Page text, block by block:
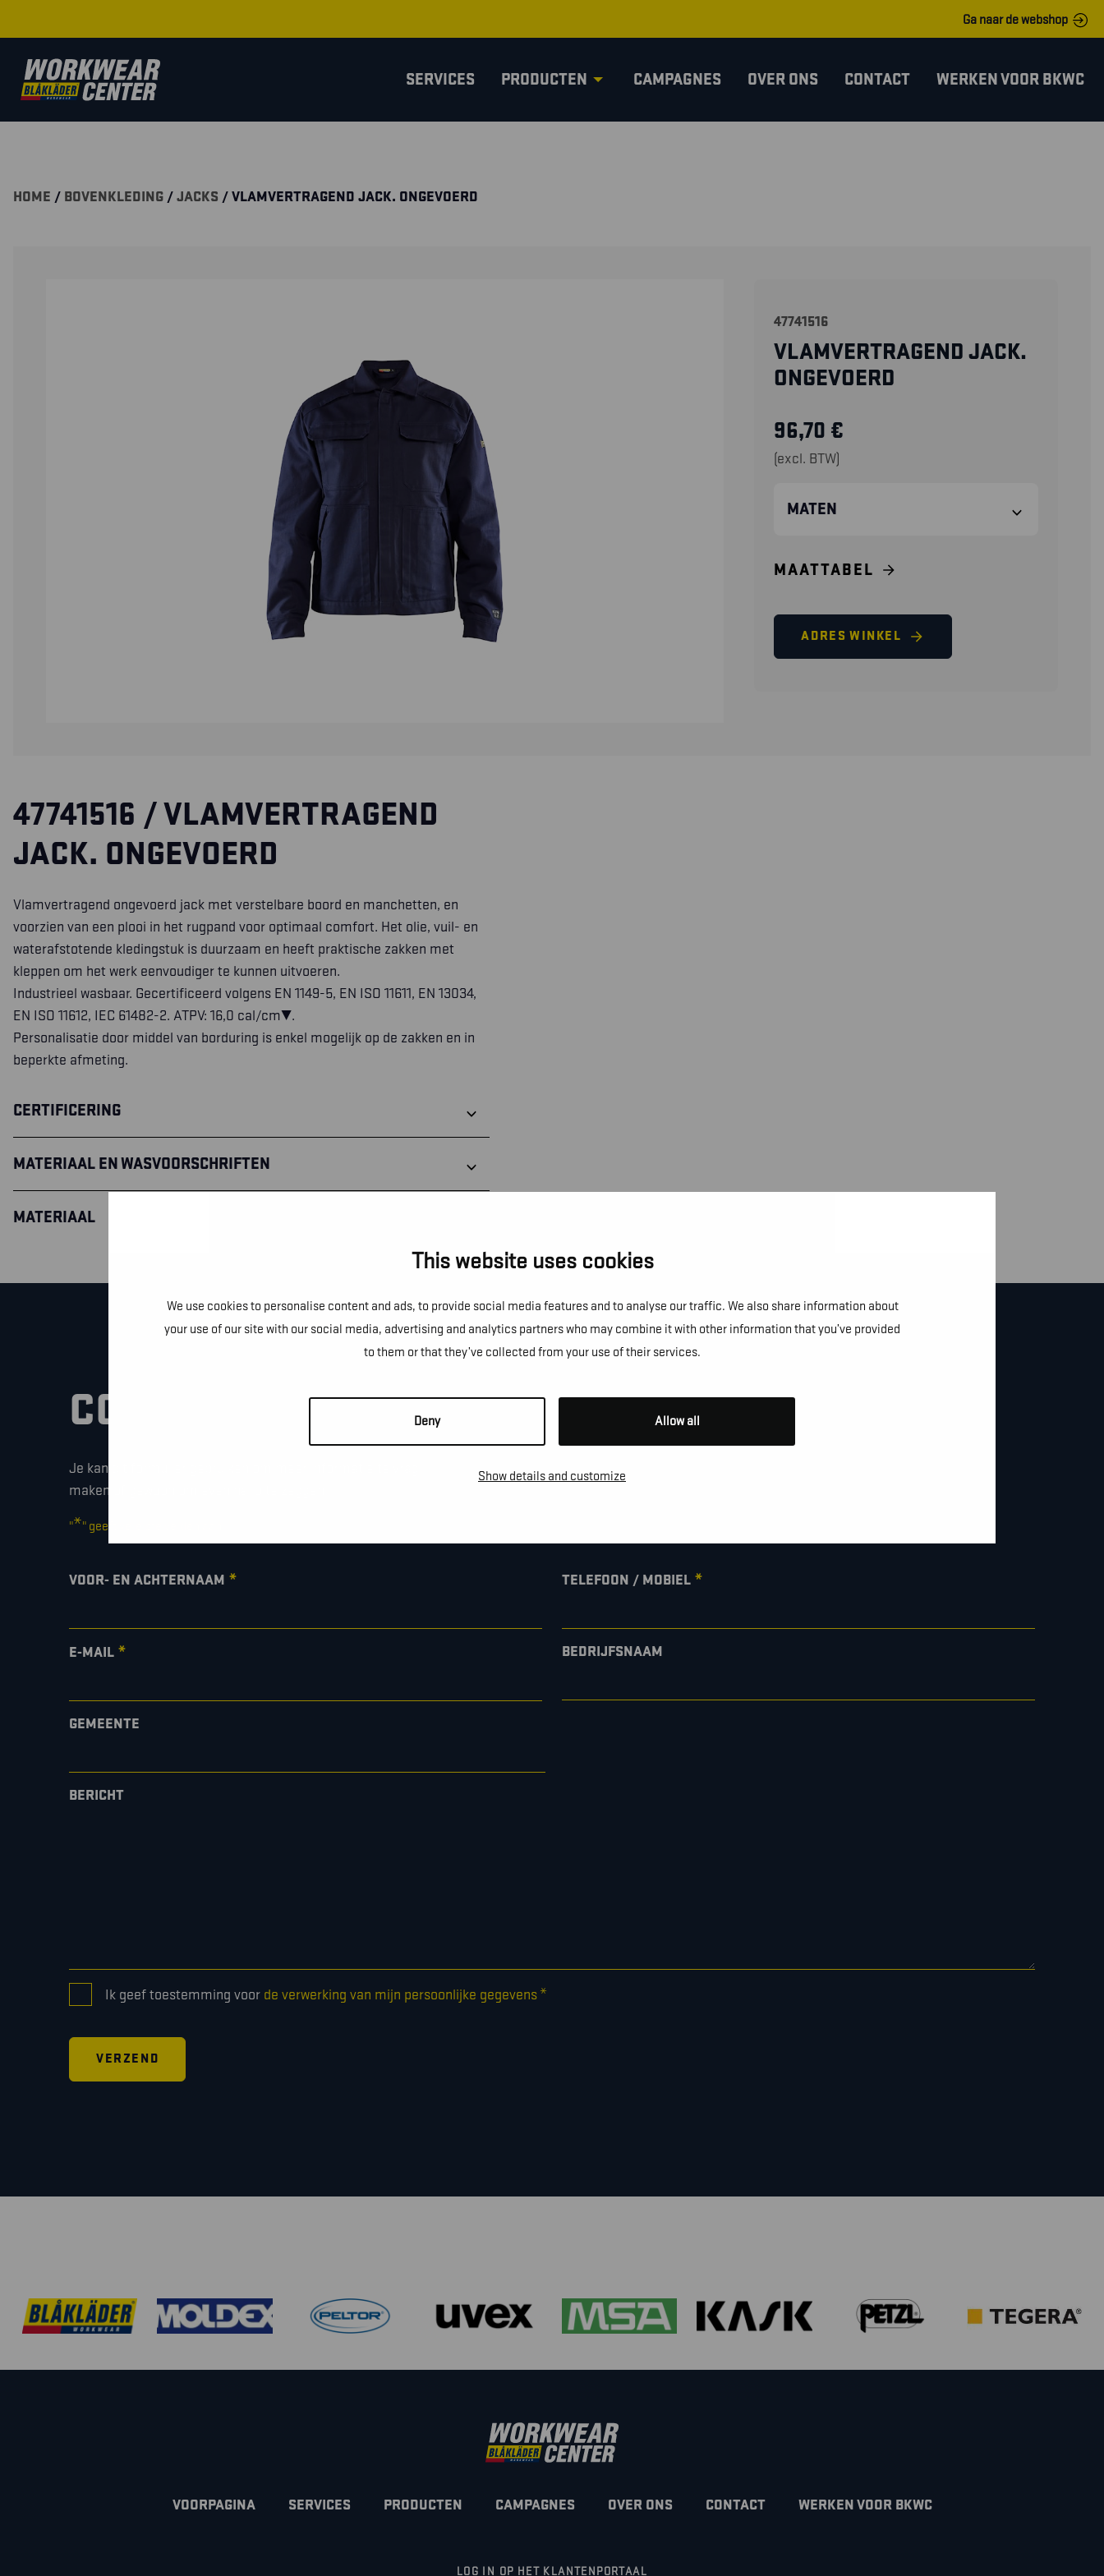
This website uses cookies
We use cookies to personalise content and ads, to provide social media features and to analyse our traffic. We also share information about
your use of our site with our social media, advertising and analytics partners who may combine it with other information that you’ve provided
to them or that they’ve collected from your use of their services.
Deny Allow all
Show details and customize
Ga naar de webshop
SERVICES PRODUCTEN CAMPAGNES OVER ONS CONTACT WERKEN VOOR BKWC
HOME / BOVENKLEDING /JACKS / VLAMVERTRAGEND JACK. ONGEVOERD
47741516
VLAMVERTRAGEND JACK.
ONGEVOERD
96,70 €
(excl. BTW)
MATEN
MAATTABEL
ADRES WINKEL
47741516 / VLAMVERTRAGEND
JACK. ONGEVOERD
Vlamvertragend ongevoerd jack met verstelbare boord en manchetten, en
voorzien van een plooi in het rugpand voor optimaal comfort. Het olie, vuil- en
waterafstotende kledingstuk is duurzaam en heeft praktische zakken met
kleppen om het werk eenvoudiger te kunnen uitvoeren.
Industrieel wasbaar. Gecertificeerd volgens EN 1149-5, EN ISO 11611, EN 13034,
EN ISO 11612, IEC 61482-2. ATPV: 16,0 cal/cm².
Personalisatie door middel van borduring is enkel mogelijk op de zakken en in
beperkte afmeting.
CERTIFICERING
MATERIAAL EN WASVOORSCHRIFTEN
MATERIAAL
CONTACTEER ONS!
Je kan dit formulier gebruiken om meer informatie te vragen, een afspraak te
maken of gewoon om even hallo te zeggen.
"*" geeft vereiste velden aan
VOOR- EN ACHTERNAAM * TELEFOON / MOBIEL *
E-MAIL * BEDRIJFSNAAM
GEMEENTE
BERICHT
CONSENT
*
Ik geef toestemming voor de verwerking van mijn persoonlijke gegevens*
VOORPAGINA SERVICES PRODUCTEN CAMPAGNES OVER ONS CONTACT WERKEN VOOR BKWC
LOG IN OP HET KLANTENPORTAAL